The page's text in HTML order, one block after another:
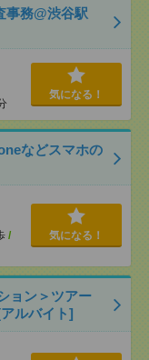
事務@渋谷駅
気になる！
などスマホの
/
気になる！
ョン＞ツアー
ルバイト]